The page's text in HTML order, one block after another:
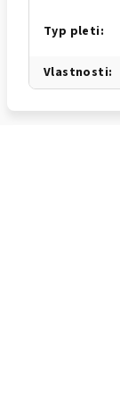
Typ pleti:
Vlastnosti: